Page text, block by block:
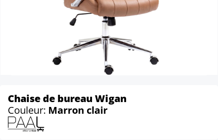
Chaise de bureau Wigan
Couleur: Marron clair